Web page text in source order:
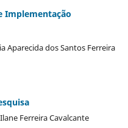
Implementação
Aparecida dos Santos Ferreira
Ferreira Cavalcante